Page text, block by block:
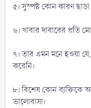
৫। সুস্পষ্ট কোন কারণ
৬। খাবার দাবারের প্রতি
৭। তার এমন মনে হওয়া
করেনি।
৮। বিশেষ কোন ব্যক্তিকে
ভালোবাসা।